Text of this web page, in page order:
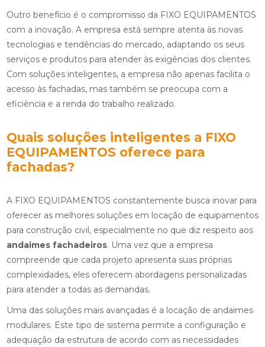
Outro benefício é o compromisso da FIXO EQUIPAMENTOS
com a inovação. A empresa está sempre atenta às novas
tecnologias e tendências do mercado, adaptando os seus
serviços e produtos para atender às exigências dos clientes.
Com soluções inteligentes, a empresa não apenas facilita o
acesso às fachadas, mas também se preocupa com a
eficiência e a renda do trabalho realizado.
Quais soluções inteligentes a FIXO
EQUIPAMENTOS oferece para
fachadas?
A FIXO EQUIPAMENTOS constantemente busca inovar para
oferecer as melhores soluções em locação de equipamentos
para construção civil, especialmente no que diz respeito aos
andaimes fachadeiros. Uma vez que a empresa
compreende que cada projeto apresenta suas próprias
complexidades, eles oferecem abordagens personalizadas
para atender a todas as demandas.
Uma das soluções mais avançadas é a locação de andaimes
modulares. Este tipo de sistema permite a configuração e
adequação da estrutura de acordo com as necessidades